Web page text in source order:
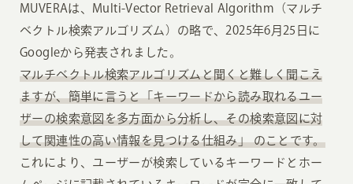
MUVERAは、Multi-Vector Retrieval Algorithm（マルチ
ベクトル検索アルゴリズム）の略で、2025年6月25日に
Googleから発表されました。
マルチベクトル検索アルゴリズムと聞くと難しく聞こえ
ますが、簡単に言うと「キーワードから読み取れるユー
ザーの検索意図を多方面から分析し、その検索意図に対
して関連性の高い情報を見つける仕組み」 のことです。
これにより、ユーザーが検索しているキーワードとホー